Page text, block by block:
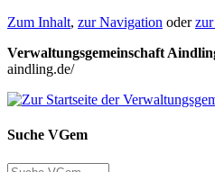
Zum Inhalt, zur Navigation oderzur
Verwaltungsgemeinschaft
aindling.de/
Suche VGem